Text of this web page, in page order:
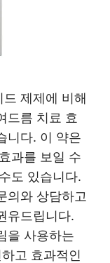
제제에 비해
드름 치료 효
니다. 이 약은
과를 보일 수
도 있습니다.
의와 상담하고
유드립니다.
을 사용하는
고 효과적인